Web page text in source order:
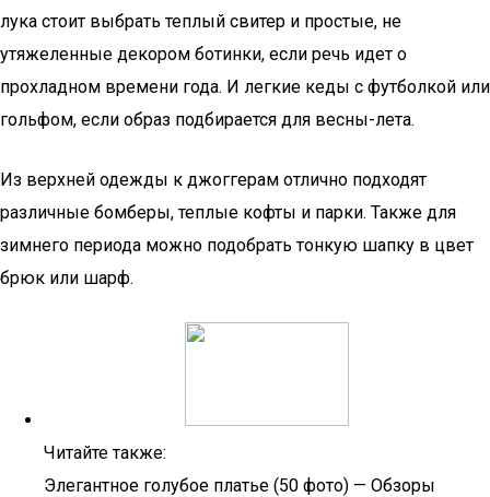
лука стоит выбрать теплый свитер и простые, не
утяжеленные декором ботинки, если речь идет о
прохладном времени года. И легкие кеды с футболкой или
гольфом, если образ подбирается для весны-лета.
Из верхней одежды к джоггерам отлично подходят
различные бомберы, теплые кофты и парки. Также для
зимнего периода можно подобрать тонкую шапку в цвет
брюк или шарф.
Читайте также:
Элегантное голубое платье (50 фото) — Обзоры